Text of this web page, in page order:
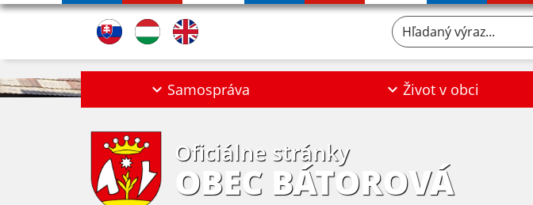
Hľadaný výraz...
Samospráva Život v obci
Oficiálne stránky
OBEC BÁTOROVÁ